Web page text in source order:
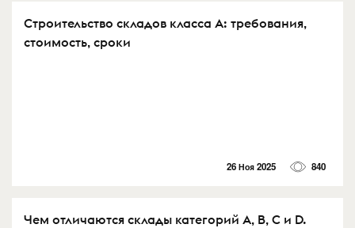
Строительство складов класса А: требования,
стоимость, сроки
26 Ноя 2025 840
Чем отличаются склады категорий A, B, C и D.